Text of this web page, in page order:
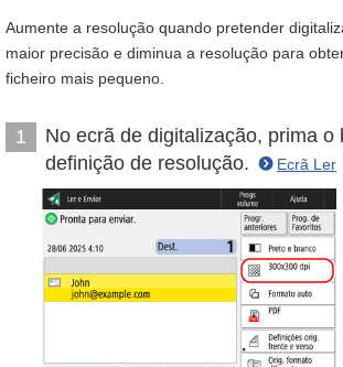
Aumente a resolução quando pretender
maior precisão e diminua a resolução para
ficheiro mais pequeno.
1
No ecrã de digitalização, prima o
definição de resolução.
Ecrã Ler